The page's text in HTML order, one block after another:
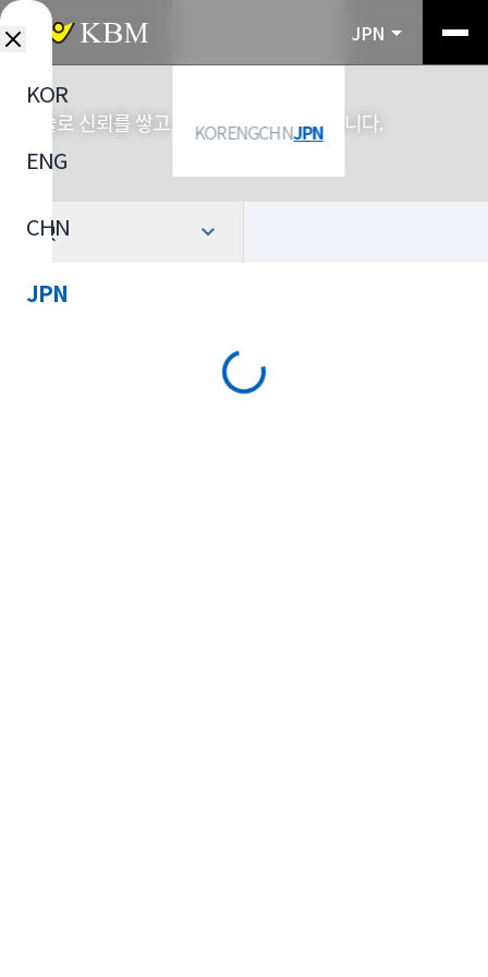
JPN
KORENGCHNJPN
KOR
ENG
CHN
JPN
기술로 신뢰를 쌓고, 소재로 산업을 연결합니다.
選択